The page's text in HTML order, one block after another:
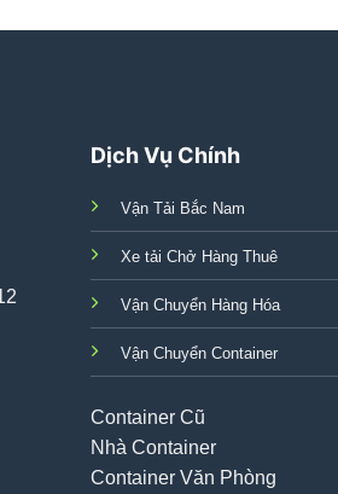
Dịch Vụ Chính
Vận Tải Bắc Nam
Xe tải Chở Hàng Thuê
Vận Chuyển Hàng Hóa
Vận Chuyển Container
Container Cũ
Nhà Container
Container Văn Phòng